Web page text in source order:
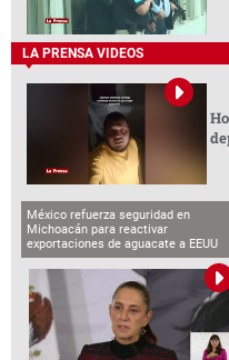
LA PRENSA VIDEOS
México refuerza seguridad en
Michoacán para reactivar
exportaciones de aguacate a EEUU